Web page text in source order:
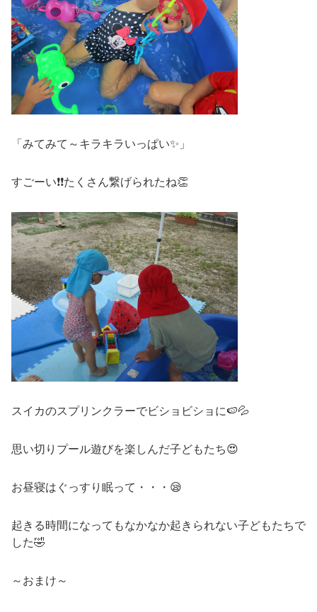
「みてみて～キラキラいっぱい✨」
すごーい❗❗たくさん繋げられたね👏
スイカのスプリンクラーでビショビショに🍉💦
思い切りプール遊びを楽しんだ子どもたち😍
お昼寝はぐっすり眠って・・・😪
起きる時間になってもなかなか起きられない子どもたちで
した🤣
～おまけ～